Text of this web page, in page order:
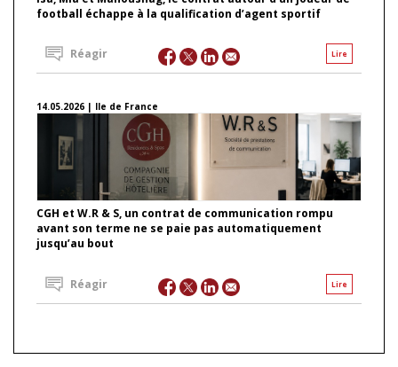
football échappe à la qualification d’agent sportif
Lire
Réagir
14.05.2026 | Ile de France
CGH et W.R & S, un contrat de communication rompu
avant son terme ne se paie pas automatiquement
jusqu’au bout
Lire
Réagir